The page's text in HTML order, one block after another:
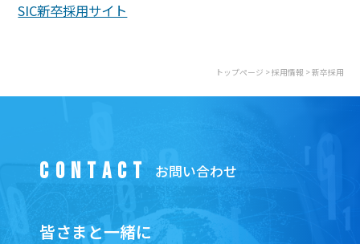
WebPerformer(自動生成ツール)
医療／介護ソリューション
トップページ >採用情報 > 新卒採用
SIC新卒採用サイト
CONTACT
皆さまと一緒に